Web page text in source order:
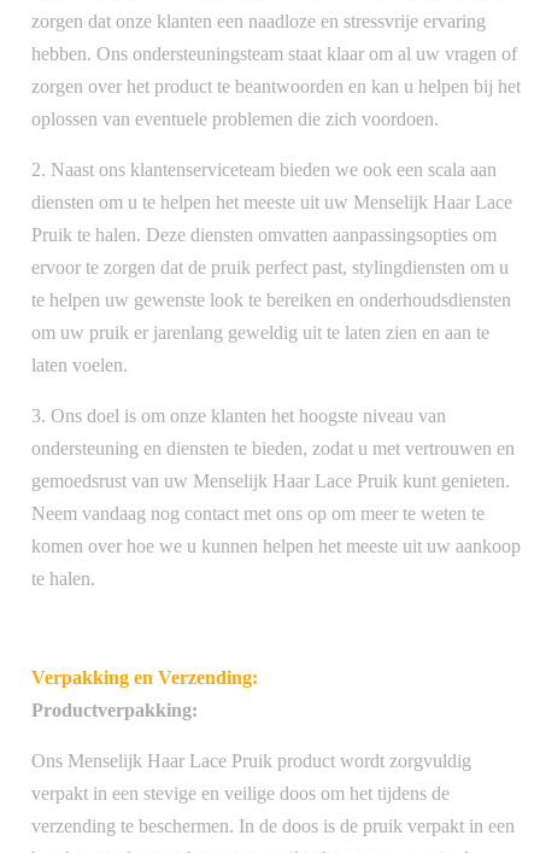
zorgen dat onze klanten een naadloze en stressvrije ervaring
hebben. Ons ondersteuningsteam staat klaar om al uw vragen of
zorgen over het product te beantwoorden en kan u helpen bij het
oplossen van eventuele problemen die zich voordoen.
2. Naast ons klantenserviceteam bieden we ook een scala aan
diensten om u te helpen het meeste uit uw Menselijk Haar Lace
Pruik te halen. Deze diensten omvatten aanpassingsopties om
ervoor te zorgen dat de pruik perfect past, stylingdiensten om u
te helpen uw gewenste look te bereiken en onderhoudsdiensten
om uw pruik er jarenlang geweldig uit te laten zien en aan te
laten voelen.
3. Ons doel is om onze klanten het hoogste niveau van
ondersteuning en diensten te bieden, zodat u met vertrouwen en
gemoedsrust van uw Menselijk Haar Lace Pruik kunt genieten.
Neem vandaag nog contact met ons op om meer te weten te
komen over hoe we u kunnen helpen het meeste uit uw aankoop
te halen.
Verpakking en Verzending:
Productverpakking:
Ons Menselijk Haar Lace Pruik product wordt zorgvuldig
verpakt in een stevige en veilige doos om het tijdens de
verzending te beschermen. In de doos is de pruik verpakt in een